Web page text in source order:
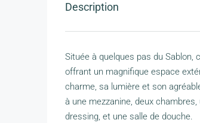
Description
Située à quelques pas du
offrant un magnifique espace
charme, sa lumière et son
à une mezzanine, deux
dressing, et une salle de douche.